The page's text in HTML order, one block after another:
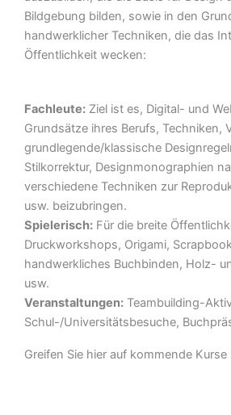
Bildgebung bilden, sowie in den
handwerklicher Techniken, die das
Öffentlichkeit wecken:
Fachleute: Ziel ist es, Digital- und
Grundsätze ihres Berufs, Techniken,
grundlegende/klassische
Stilkorrektur, Designmonographien
verschiedene Techniken zur
usw. beizubringen.
Spielerisch: Für die breite
Druckworkshops, Origami,
handwerkliches Buchbinden, Holz-
usw.
Veranstaltungen: Teambuilding-
Schul-/Universitätsbesuche,
Greifen Sie hier auf kommende Kurse